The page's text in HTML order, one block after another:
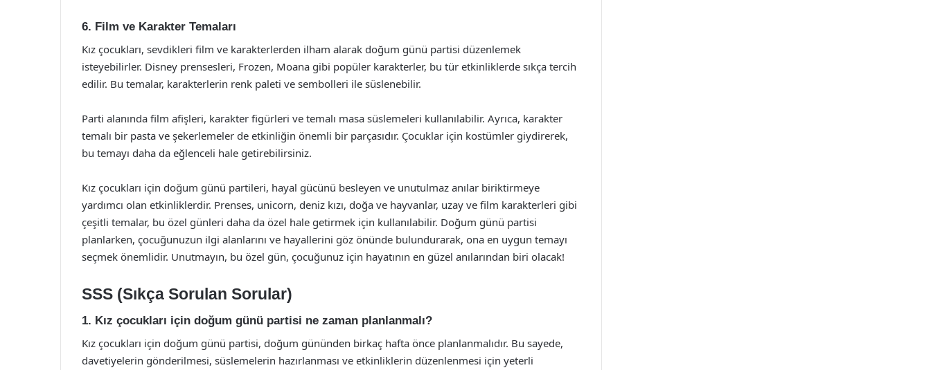
6. Film ve Karakter Temaları
Kız çocukları, sevdikleri film ve karakterlerden ilham alarak doğum günü partisi düzenlemek
isteyebilirler. Disney prensesleri, Frozen, Moana gibi popüler karakterler, bu tür etkinliklerde sıkça tercih
edilir. Bu temalar, karakterlerin renk paleti ve sembolleri ile süslenebilir.
Parti alanında film afişleri, karakter figürleri ve temalı masa süslemeleri kullanılabilir. Ayrıca, karakter
temalı bir pasta ve şekerlemeler de etkinliğin önemli bir parçasıdır. Çocuklar için kostümler giydirerek,
bu temayı daha da eğlenceli hale getirebilirsiniz.
Kız çocukları için doğum günü partileri, hayal gücünü besleyen ve unutulmaz anılar biriktirmeye
yardımcı olan etkinliklerdir. Prenses, unicorn, deniz kızı, doğa ve hayvanlar, uzay ve film karakterleri gibi
çeşitli temalar, bu özel günleri daha da özel hale getirmek için kullanılabilir. Doğum günü partisi
planlarken, çocuğunuzun ilgi alanlarını ve hayallerini göz önünde bulundurarak, ona en uygun temayı
seçmek önemlidir. Unutmayın, bu özel gün, çocuğunuz için hayatının en güzel anılarından biri olacak!
SSS (Sıkça Sorulan Sorular)
1. Kız çocukları için doğum günü partisi ne zaman planlanmalı?
Kız çocukları için doğum günü partisi, doğum gününden birkaç hafta önce planlanmalıdır. Bu sayede,
davetiyelerin gönderilmesi, süslemelerin hazırlanması ve etkinliklerin düzenlenmesi için yeterli